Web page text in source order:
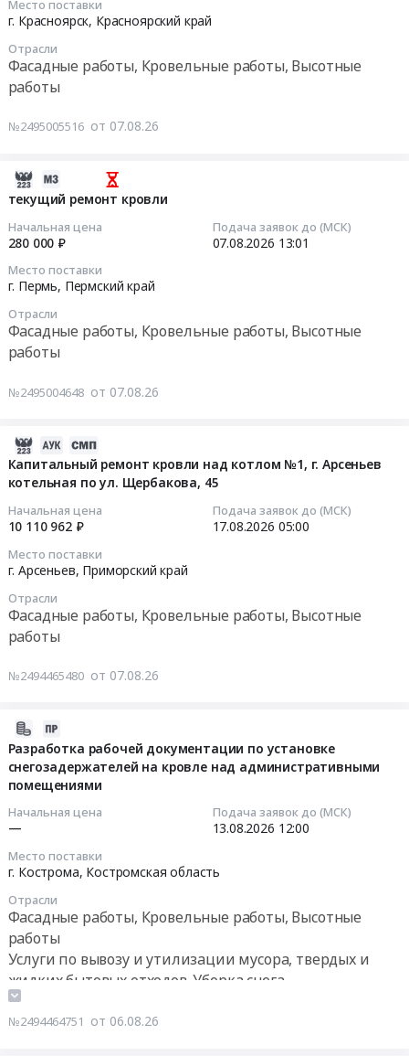
Место поставки
г. Красноярск, Красноярский край
Отрасли
Фасадные работы, Кровельные работы, Высотные
работы
№2495005516 от 07.08.26
текущий ремонт кровли
Начальная цена
280 000 ₽
Подача заявок до (МСК)
07.08.2026 13:01
Место поставки
г. Пермь, Пермский край
Отрасли
Фасадные работы, Кровельные работы, Высотные
работы
№2495004648 от 07.08.26
Капитальный ремонт кровли над котлом №1, г. Арсеньев
котельная по ул. Щербакова, 45
Начальная цена
10 110 962 ₽
Подача заявок до (МСК)
17.08.2026 05:00
Место поставки
г. Арсеньев, Приморский край
Отрасли
Фасадные работы, Кровельные работы, Высотные
работы
№2494465480 от 07.08.26
Разработка рабочей документации по установке
снегозадержателей на кровле над административными
помещениями
Начальная цена
—
Подача заявок до (МСК)
13.08.2026 12:00
Место поставки
г. Кострома, Костромская область
Отрасли
Фасадные работы, Кровельные работы, Высотные
работы
Услуги по вывозу и утилизации мусора, твердых и
жидких бытовых отходов. Уборка снега
№2494464751 от 06.08.26